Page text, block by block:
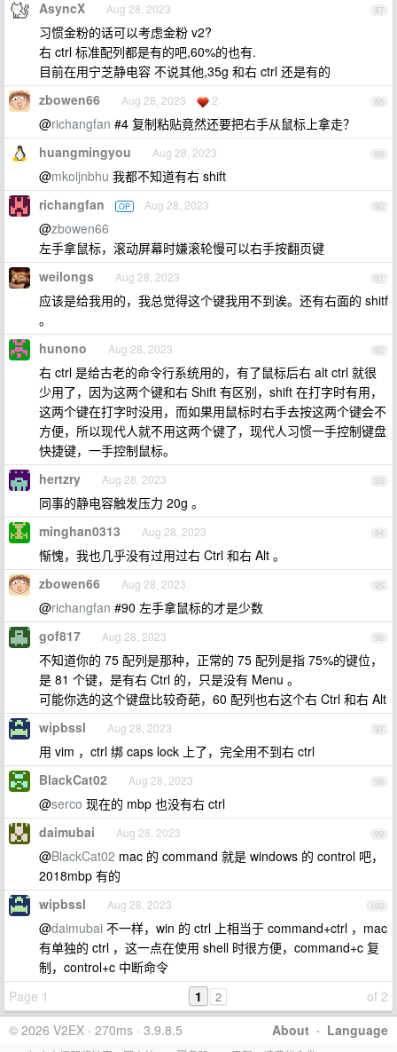
87
AsyncX Aug 28, 2023
习惯金粉的话可以考虑金粉 v2?
右 ctrl 标准配列都是有的吧,60%的也有.
目前在用宁芝静电容 不说其他,35g 和右 ctrl 还是有的
88
zbowen66 Aug 28, 2023 2
@richangfan #4 复制粘贴竟然还要把右手从鼠标上拿走？
89
huangmingyou Aug 28, 2023
@mkoijnbhu 我都不知道有右 shift
90
richangfan OP Aug 28, 2023
@zbowen66
左手拿鼠标，滚动屏幕时嫌滚轮慢可以右手按翻页键
91
weilongs Aug 28, 2023
应该是给我用的，我总觉得这个键我用不到诶。还有右面的 shitf
。
92
hunono Aug 28, 2023
右 ctrl 是给古老的命令行系统用的，有了鼠标后右 alt ctrl 就很
少用了，因为这两个键和右 Shift 有区别，shift 在打字时有用，
这两个键在打字时没用，而如果用鼠标时右手去按这两个键会不
方便，所以现代人就不用这两个键了，现代人习惯一手控制键盘
快捷键，一手控制鼠标。
93
hertzry Aug 28, 2023
同事的静电容触发压力 20g 。
94
minghan0313 Aug 28, 2023
惭愧，我也几乎没有过用过右 Ctrl 和右 Alt 。
95
zbowen66 Aug 28, 2023
@richangfan #90 左手拿鼠标的才是少数
96
gof817 Aug 28, 2023
不知道你的 75 配列是那种，正常的 75 配列是指 75%的键位，
是 81 个键，是有右 Ctrl 的，只是没有 Menu 。
可能你选的这个键盘比较奇葩，60 配列也右这个右 Ctrl 和右 Alt
97
wipbssl Aug 28, 2023
用 vim ，ctrl 绑 caps lock 上了，完全用不到右 ctrl
98
BlackCat02 Aug 28, 2023
@serco 现在的 mbp 也没有右 ctrl
99
daimubai Aug 28, 2023
@BlackCat02 mac 的 command 就是 windows 的 control 吧，
2018mbp 有的
100
wipbssl Aug 28, 2023
@daimubai 不一样，win 的 ctrl 上相当于 command+ctrl ，mac
有单独的 ctrl ，这一点在使用 shell 时很方便，command+c 复
制，control+c 中断命令
Page 1
of 2
1 2
About · Language
© 2026 V2EX · 270ms · 3.9.8.5